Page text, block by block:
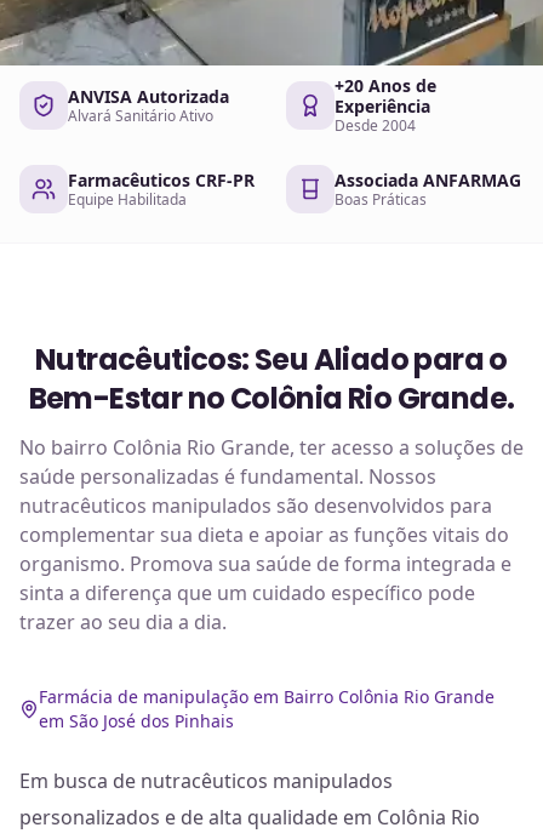
ANVISA Autorizada
Alvará Sanitário Ativo
+20 Anos de
Experiência
Desde 2004
Farmacêuticos CRF-PR
Equipe Habilitada
Associada ANFARMAG
Boas Práticas
Nutracêuticos: Seu Aliado para o
Bem-Estar no Colônia Rio Grande.
No bairro Colônia Rio Grande, ter acesso a soluções de
saúde personalizadas é fundamental. Nossos
nutracêuticos manipulados são desenvolvidos para
complementar sua dieta e apoiar as funções vitais do
organismo. Promova sua saúde de forma integrada e
sinta a diferença que um cuidado específico pode
trazer ao seu dia a dia.
Farmácia de manipulação em Bairro Colônia Rio Grande
em São José dos Pinhais
Em busca de nutracêuticos manipulados
personalizados e de alta qualidade em Colônia Rio